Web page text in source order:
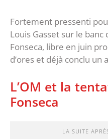
Fortement pressenti
Louis Gasset sur le banc
Fonseca, libre en juin
d’ores et déjà conclu un
L’OM et la
Fonseca
LA SUITE